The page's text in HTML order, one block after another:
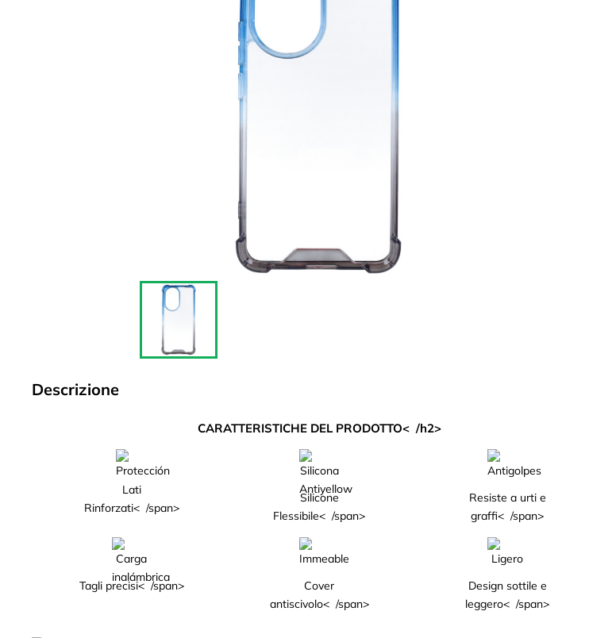
Descrizione
CARATTERISTICHE DEL PRODOTTO< /h2>
Lati
Rinforzati< /span>
Silicone
Flessibile< /span>
Resiste a urti e
graffi< /span>
Tagli precisi< /span>
Cover
antiscivolo< /span>
Design sottile e
leggero< /span>